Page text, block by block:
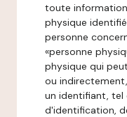
toute
physique
personne
«personne
physique qui
ou
un identifiant, tel
d'identification,